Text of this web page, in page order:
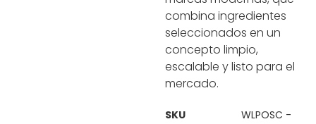
combina ingredientes
seleccionados en un
concepto limpio,
escalable y listo para el
mercado.
SKU
WLPOSC -